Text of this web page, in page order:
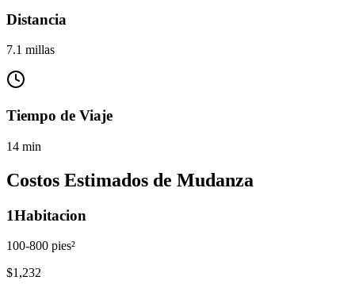
Distancia
7.1 millas
Tiempo de Viaje
14 min
Costos Estimados de Mudanza
1Habitacion
100-800 pies²
$1,232